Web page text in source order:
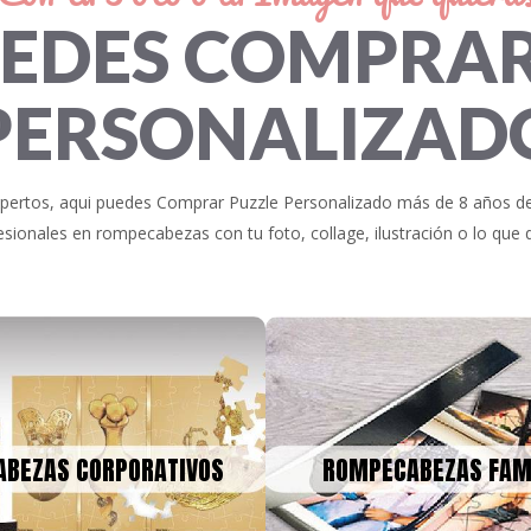
aqui puedes Comprar Puzzle Personalizado más de 8 años
en rompecabezas con tu foto, collage, ilustración o lo que
CORPORATIVOS
para eventos, lanzamientos
del tamaño que quieras y con
ROMPECABEZAS
Un bonito recuerdo para
en la historia, tus fotos o
rompecabezas, para